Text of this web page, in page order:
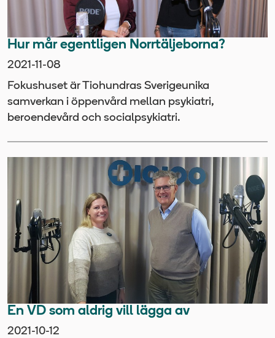
Hur mår egentligen Norrtäljeborna?
2021-11-08
Fokushuset är Tiohundras Sverigeunika
samverkan i öppenvård mellan psykiatri,
beroendevård och socialpsykiatri.
En VD som aldrig vill lägga av
2021-10-12